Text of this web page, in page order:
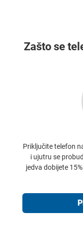
Zašto se
Priključite telefon
i ujutru se
jedva dobijete